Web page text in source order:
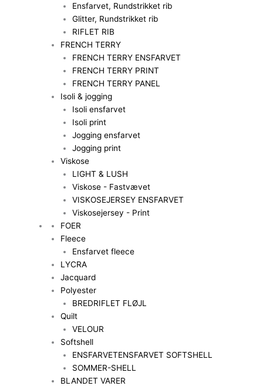
Ensfarvet, Rundstrikket rib
Glitter, Rundstrikket rib
RIFLET RIB
FRENCH TERRY
FRENCH TERRY ENSFARVET
FRENCH TERRY PRINT
FRENCH TERRY PANEL
Isoli & jogging
Isoli ensfarvet
Isoli print
Jogging ensfarvet
Jogging print
Viskose
LIGHT & LUSH
Viskose - Fastvævet
VISKOSEJERSEY ENSFARVET
Viskosejersey - Print
FOER
Fleece
Ensfarvet fleece
LYCRA
Jacquard
Polyester
BREDRIFLET FLØJL
Quilt
VELOUR
Softshell
ENSFARVETENSFARVET SOFTSHELL
SOMMER-SHELL
BLANDET VARER